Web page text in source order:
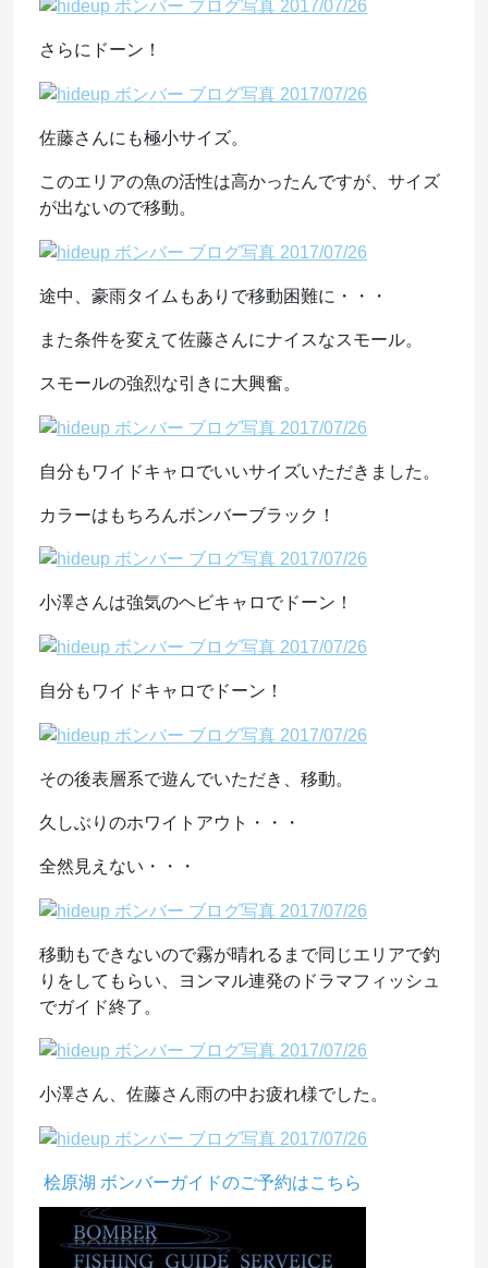
さらにドーン！
佐藤さんにも極小サイズ。
このエリアの魚の活性は高かったんですが、サイズ
が出ないので移動。
途中、豪雨タイムもありで移動困難に・・・
また条件を変えて佐藤さんにナイスなスモール。
スモールの強烈な引きに大興奮。
自分もワイドキャロでいいサイズいただきました。
カラーはもちろんボンバーブラック！
小澤さんは強気のヘビキャロでドーン！
自分もワイドキャロでドーン！
その後表層系で遊んでいただき、移動。
久しぶりのホワイトアウト・・・
全然見えない・・・
移動もできないので霧が晴れるまで同じエリアで釣
りをしてもらい、ヨンマル連発のドラマフィッシュ
でガイド終了。
小澤さん、佐藤さん雨の中お疲れ様でした。
桧原湖 ボンバーガイドのご予約はこちら